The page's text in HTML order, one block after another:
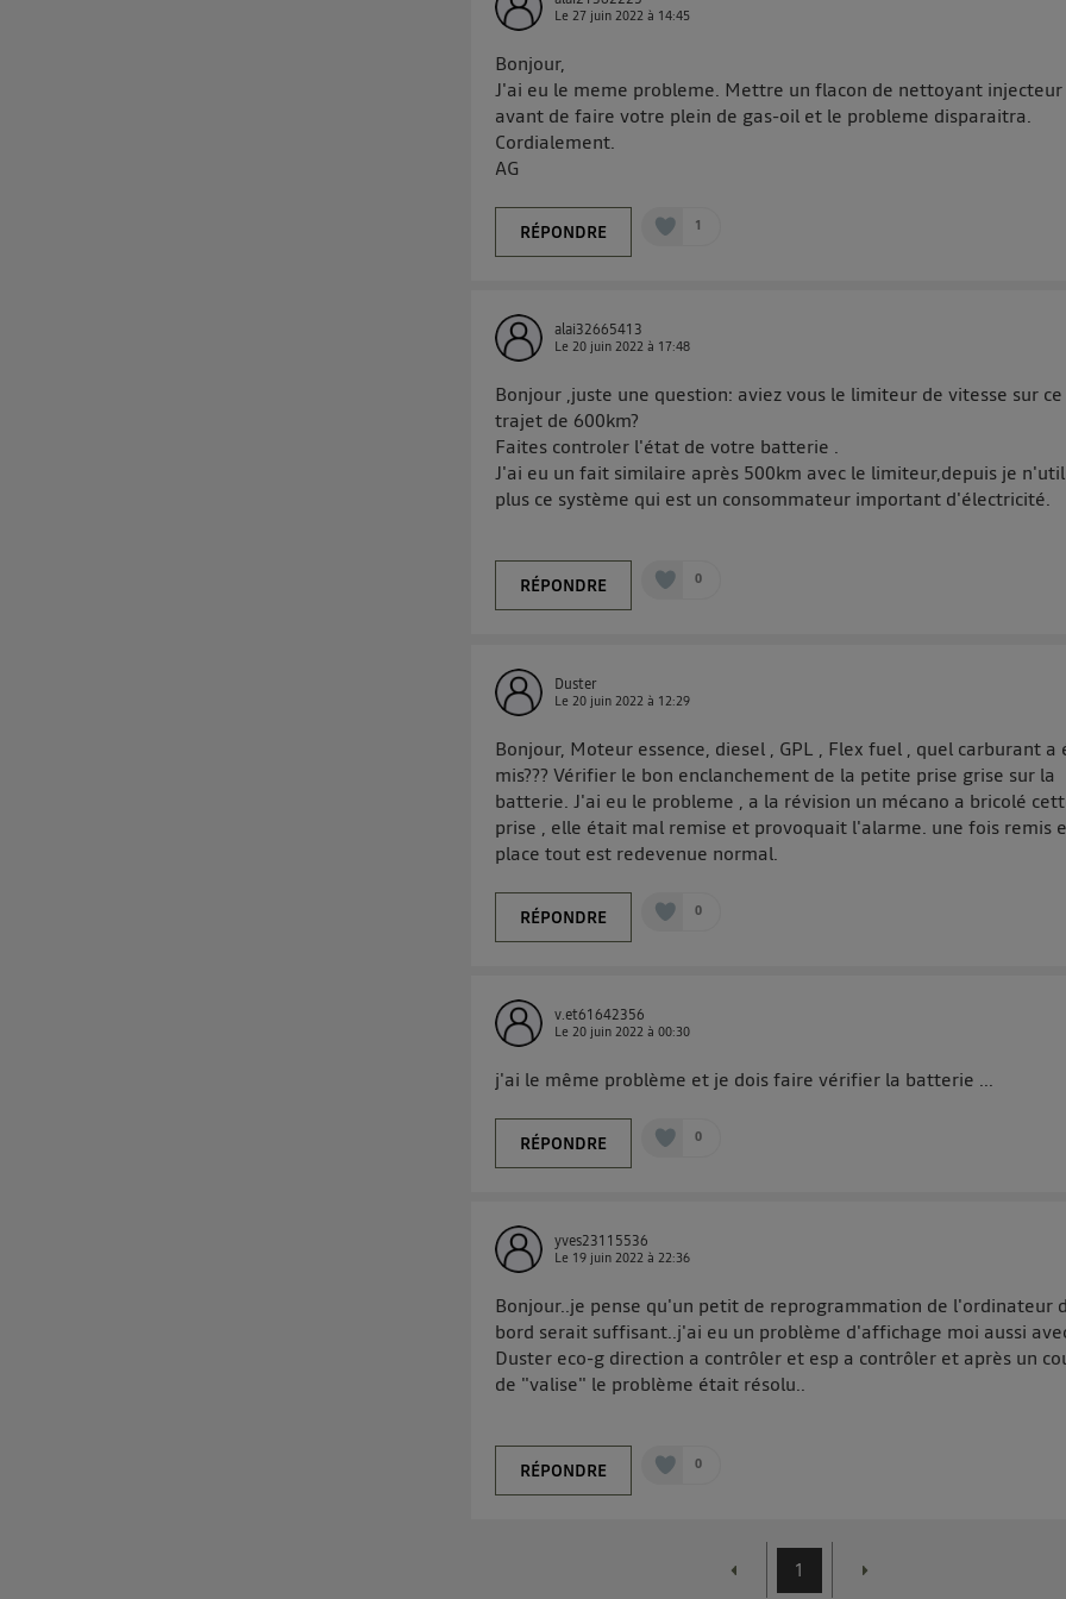
Le27 juin 2022 à 14:45
Bonjour,
J'ai eu le meme probleme. Mettre un flacon de nettoyant injecteur
avant de faire votre plein de gas-oil et le probleme disparaitra.
Cordialement.
AG
RÉPONDRE 1
alai32665413
Le20 juin 2022 à 17:48
Bonjour ,juste une question: aviez vous le limiteur de vitesse sur ce
trajet de 600km?
Faites controler l'état de votre batterie .
J'ai eu un fait similaire après 500km avec le limiteur,depuis je
plus ce système qui est un consommateur important d'électricité.
RÉPONDRE 0
Duster
Le20 juin 2022 à 12:29
Bonjour, Moteur essence, diesel , GPL , Flex fuel , quel carburant a
mis??? Vérifier le bon enclanchement de la petite prise grise sur la
batterie. J'ai eu le probleme , a la révision un mécano a bricolé
prise , elle était mal remise et provoquait l'alarme. une fois remis
place tout est redevenue normal.
RÉPONDRE 0
v.et61642356
Le20 juin 2022 à00:30
j'ai le même problème et je dois faire vérifier la batterie ...
RÉPONDRE 0
yves23115536
Le 19 juin 2022 à22:36
Bonjour..je pense qu'un petit de reprogrammation de l'ordinateur
bord serait suffisant..j'ai eu un problème d'affichage moi aussi
Duster eco-g direction a contrôler et esp a contrôler et après un
de "valise" le problème était résolu..
RÉPONDRE 0
1